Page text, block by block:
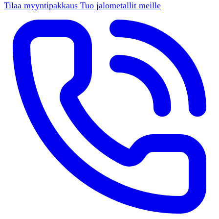
Tilaa myyntipakkaus Tuo jalometallit meille